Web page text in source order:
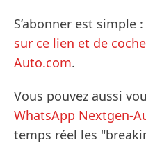
S’abonner est simple
sur ce lien et de
Auto.com.
Vous pouvez aussi
WhatsApp Nextgen-
temps réel les